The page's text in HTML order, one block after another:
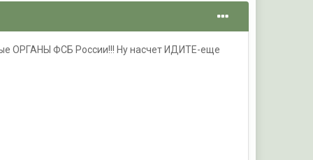
ОРГАНЫ ФСБ России!!! Ну насчет ИДИТЕ-еще